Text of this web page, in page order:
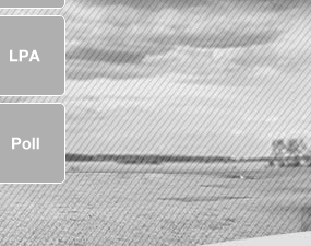
ข่าว
ประชาสัมพันธ์
การ
เผย
ข้อมูล
สาธารณะ
OIT